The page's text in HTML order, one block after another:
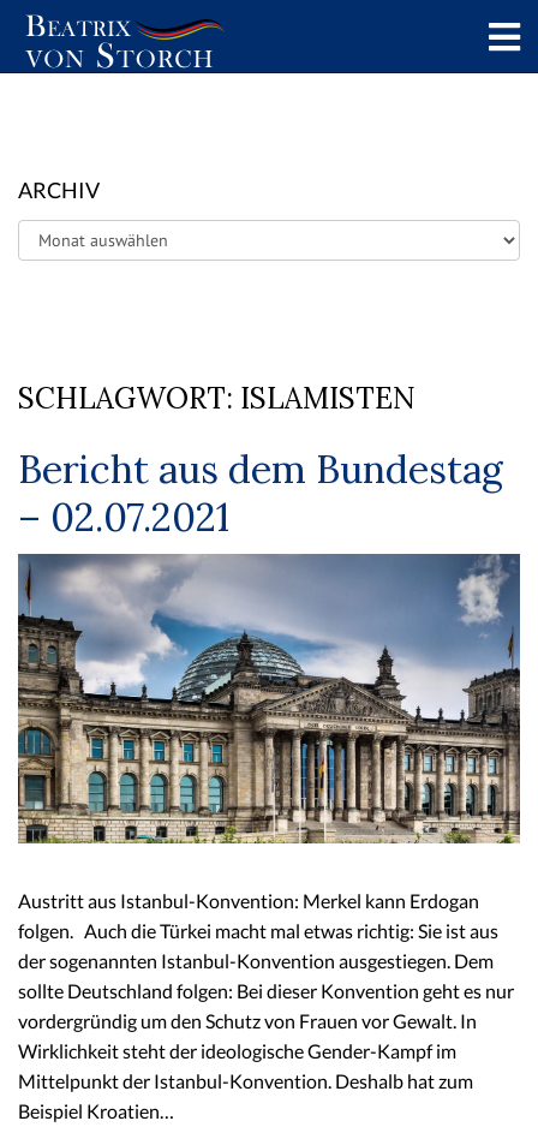
ARCHIV
Archiv
SCHLAGWORT: ISLAMISTEN
Bericht aus dem Bundestag
– 02.07.2021
Austritt aus Istanbul-Konvention: Merkel kann Erdogan
folgen. Auch die Türkei macht mal etwas richtig: Sie ist aus
der sogenannten Istanbul-Konvention ausgestiegen. Dem
sollte Deutschland folgen: Bei dieser Konvention geht es nur
vordergründig um den Schutz von Frauen vor Gewalt. In
Wirklichkeit steht der ideologische Gender-Kampf im
Mittelpunkt der Istanbul-Konvention. Deshalb hat zum
Beispiel Kroatien…